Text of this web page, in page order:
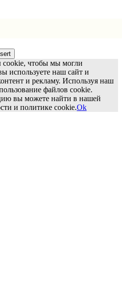
cookie, чтобы мы могли
используете наш сайт и
и рекламу. Используя наш
файлов cookie.
вы можете найти в нашей
и политике cookie.Ok